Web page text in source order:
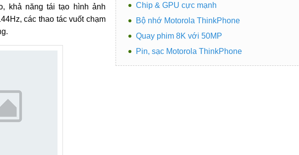
Chip & GPU cực mạnh
Bộ nhớ Motorola ThinkPhone
Quay phim 8K với 50MP
Pin, sạc Motorola ThinkPhone
khả năng tái tạo hình ảnh
các thao tác vuốt chạm